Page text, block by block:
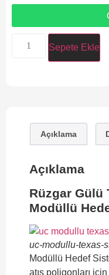
Sepete Ekle
Açıklama
Açıklama
Rüzgar Gülü
Modüllü
uc-modullu-texas-
Modüllü Hedef
atış poligonları